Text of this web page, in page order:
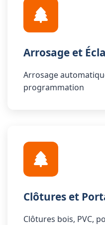
Arrosage et
Arrosage
programmation
Clôtures et
Clôtures bois, PVC,